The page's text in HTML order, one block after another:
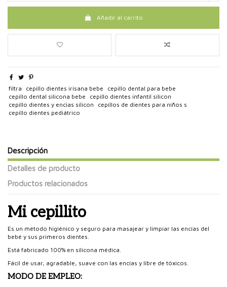
Añadir al carrito
filtra cepillo dientes irisana bebe
cepillo dental para bebe
cepillo dental silicona bebe
cepillo dientes infantil silicon
cepillo dientes y encias silicon
cepillos de dientes para niños s
cepillo dientes pediátrico
Descripción
Detalles de producto
Productos relacionados
Mi cepillito
Es un método higiénico y seguro para masajear y limpiar las encías del
bebé y sus primeros dientes.
Está fabricado 100% en silicona médica.
Fácil de usar, agradable, suave con las encías y libre de tóxicos.
MODO DE EMPLEO: